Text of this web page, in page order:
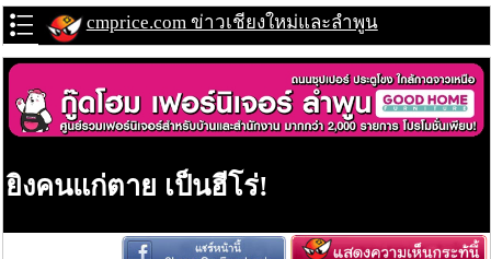
cmprice.com ข่าวเชียงใหม่และลำพูน
ยิงคนแก่ตาย เป็นฮีโร่!